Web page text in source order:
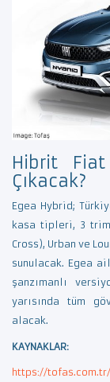
Hibrit
Çıkacak?
Egea Hybrid;
kasa tipleri, 3
Cross), Urban ve
sunulacak. Egea
şanzımanlı
yarısında tüm
alacak.
KAYNAKLAR:
https://